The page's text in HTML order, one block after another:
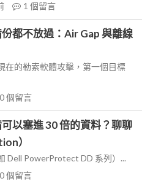
1 個留言
都不放過：Air Gap 與離線
在的勒索軟體攻擊，第一個目標
0個留言
以塞進 30 倍的資料？聊聊
）
Dell PowerProtect DD 系列）...
0個留言